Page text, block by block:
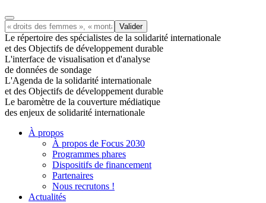
Le répertoire des spécialistes de la solidarité internationale
et des Objectifs de développement durable
L'interface de visualisation et d'analyse
de données de sondage
L'Agenda de la solidarité internationale
et des Objectifs de développement durable
Le baromètre de la couverture médiatique
des enjeux de solidarité internationale
À propos
À propos de Focus 2030
Programmes phares
Dispositifs de financement
Partenaires
Nous recrutons !
Actualités